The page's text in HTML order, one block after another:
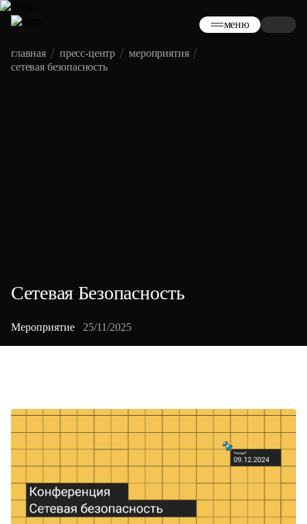
меню
главная пресс-центр
мероприятия
сетевая безопасность
Сетевая Безопасность
Мероприятие 25/11/2025